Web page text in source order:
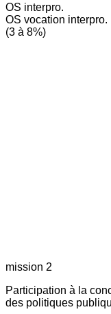
OS interpro.
OS vocation interpro.
(3 à 8%)
mission 2
Participation à la
des politiques